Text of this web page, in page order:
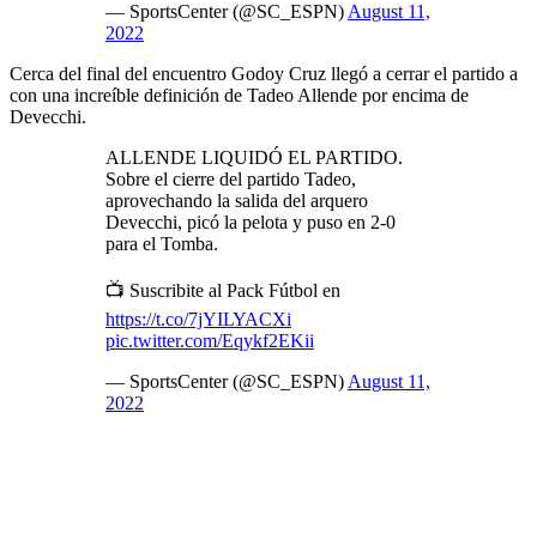
— SportsCenter (@SC_ESPN) August 11,
2022
Cerca del final del encuentro Godoy Cruz llegó a cerrar el partido a
con una increíble definición de Tadeo Allende por encima de
Devecchi.
ALLENDE LIQUIDÓ EL PARTIDO.
Sobre el cierre del partido Tadeo,
aprovechando la salida del arquero
Devecchi, picó la pelota y puso en 2-0
para el Tomba.
📺 Suscribite al Pack Fútbol en
https://t.co/7jYILYACXi
pic.twitter.com/Eqykf2EKii
— SportsCenter (@SC_ESPN) August 11,
2022